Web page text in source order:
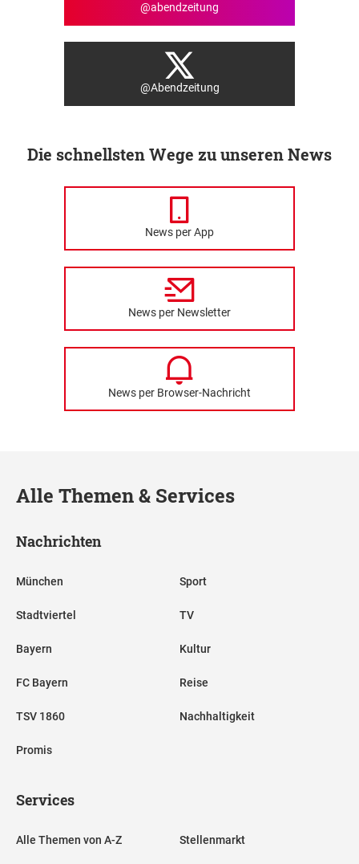
@abendzeitung
@Abendzeitung
Die schnellsten Wege zu unseren News
News per App
News per Newsletter
News per Browser-Nachricht
Alle Themen & Services
Nachrichten
München
Stadtviertel
Bayern
FC Bayern
TSV 1860
Promis
Sport
TV
Kultur
Reise
Nachhaltigkeit
Services
Alle Themen von A-Z Stellenmarkt